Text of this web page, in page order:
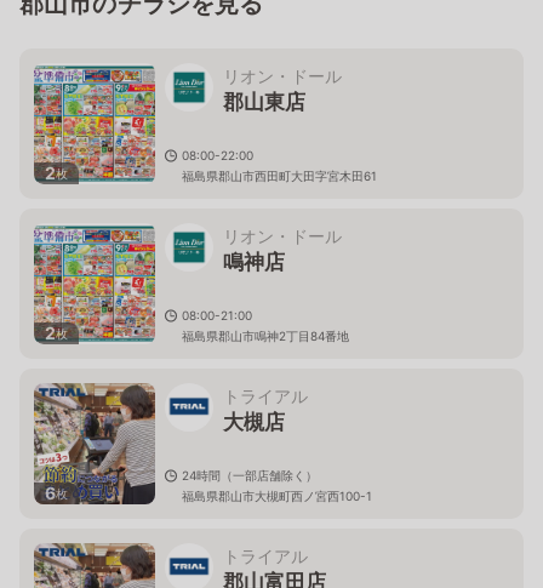
2枚
リオン・ドール
郡山東店
08:00-22:00
福島県郡山市西田町大田字宮木田61
2枚
リオン・ドール
鳴神店
08:00-21:00
福島県郡山市鳴神2丁目84番地
6枚
トライアル
大槻店
24時間（一部店舗除く）
福島県郡山市大槻町西ノ宮西100-1
トライアル
郡山富田店